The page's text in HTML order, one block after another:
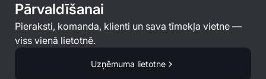
Pārvaldīšanai
Pieraksti, komanda, klienti un sava tīmekļa vietne —
viss vienā lietotnē.
Uzņēmuma lietotne